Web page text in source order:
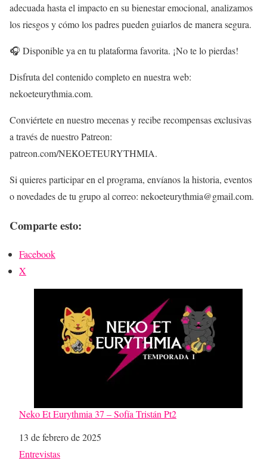
adecuada hasta el impacto en su bienestar emocional, analizamos
los riesgos y cómo los padres pueden guiarlos de manera segura.
🎧 Disponible ya en tu plataforma favorita. ¡No te lo pierdas!
Disfruta del contenido completo en nuestra web:
nekoeteurythmia.com.
Conviértete en nuestro mecenas y recibe recompensas exclusivas
a través de nuestro Patreon:
patreon.com/NEKOETEURYTHMIA.
Si quieres participar en el programa, envíanos la historia, eventos
o novedades de tu grupo al correo: nekoeteurythmia@gmail.com.
Comparte esto:
Facebook
X
Neko Et Eurythmia 37 – Sofía Tristán Pt2
Fecha
13 de febrero de 2025
Respecto a
Entrevistas